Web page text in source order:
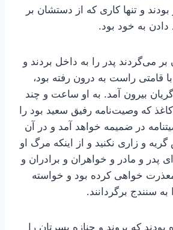
و تنها کاری که از دستشان بر
به خود بود.
می‌گردند پدر را به داخل بردند و
قامتی راست به درون رفته بود،
بیرون آمد. به او ساعت و چند
که وصیت‌نامه رفیق سعید بود را
در ضمیمه خواهد آمد و در آن
و زاری نکنید و از اینکه مرگ او
پدر و مادر و خواهران و برادران و
خواهی کرده بود و خواسته
سنندج برگردانند.
که بروند و جنازه پسرتان را